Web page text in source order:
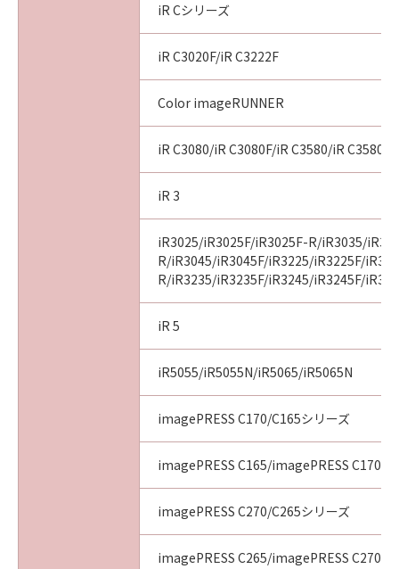
iR Cシリーズ
iR C3020F/iR C3222F
Color imageRUNNER
iR C3080/iR C3080F/iR C3580/iR C3580F
iR 3
iR3025/iR3025F/iR3025F-R/iR3035/
R/iR3045/iR3045F/iR3225/iR3225F/
R/iR3235/iR3235F/iR3245/iR3245F/
iR 5
iR5055/iR5055N/iR5065/iR5065N
imagePRESS C170/C165シリーズ
imagePRESS C165/imagePRESS C170
imagePRESS C270/C265シリーズ
imagePRESS C265/imagePRESS C270